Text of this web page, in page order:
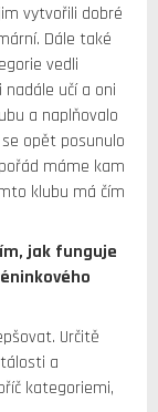
vytvořili dobré
Dále také
vedli
učí a oni
a naplňovalo
opět posunulo
máme kam
klubu má čím
jak funguje
Určitě
a
kategoriemi,